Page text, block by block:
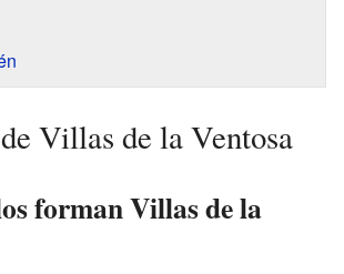
Villas de la Ventosa
forman Villas de la